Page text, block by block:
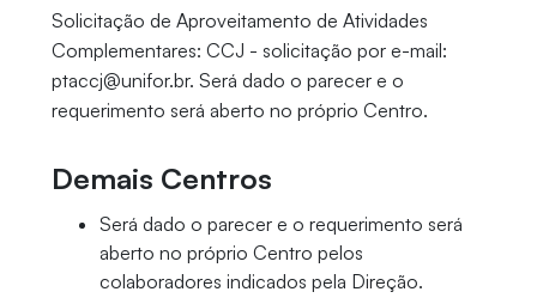
Solicitação de Aproveitamento de Atividades
Complementares: CCJ - solicitação por e-mail:
ptaccj@unifor.br. Será dado o parecer e o
requerimento será aberto no próprio Centro.
Demais Centros
Será dado o parecer e o requerimento será
aberto no próprio Centro pelos
colaboradores indicados pela Direção.